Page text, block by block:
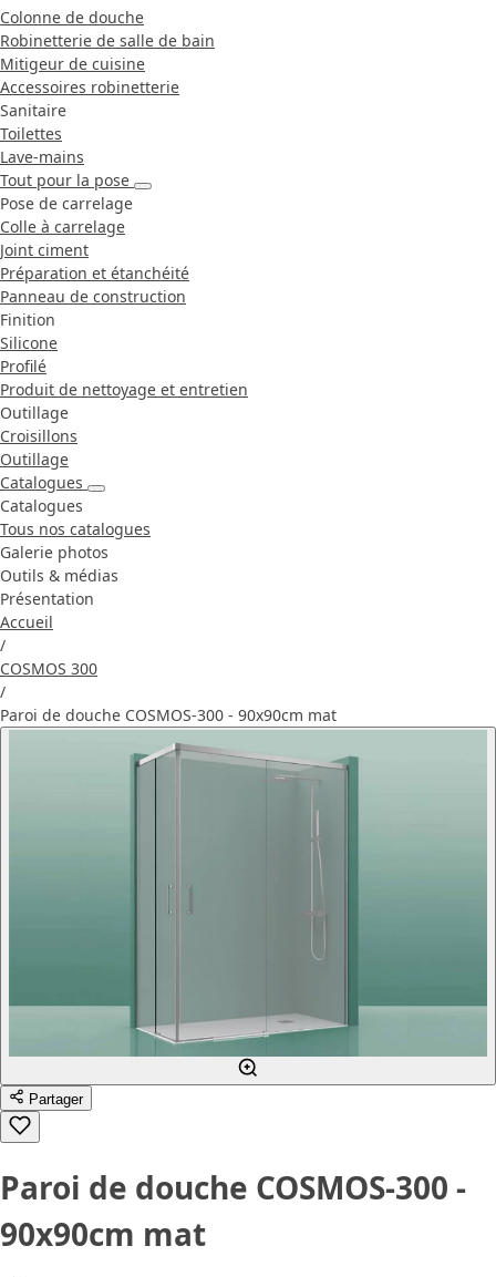
Colonne de douche
Robinetterie de salle de bain
Mitigeur de cuisine
Accessoires robinetterie
Sanitaire
Toilettes
Lave-mains
Tout pour la pose
Pose de carrelage
Colle à carrelage
Joint ciment
Préparation et étanchéité
Panneau de construction
Finition
Silicone
Profilé
Produit de nettoyage et entretien
Outillage
Croisillons
Outillage
Catalogues
Catalogues
Tous nos catalogues
Galerie photos
Outils & médias
Présentation
Accueil
/
COSMOS 300
/
Paroi de douche COSMOS-300 - 90x90cm mat
Partager
Paroi de douche COSMOS-300 -
90x90cm mat